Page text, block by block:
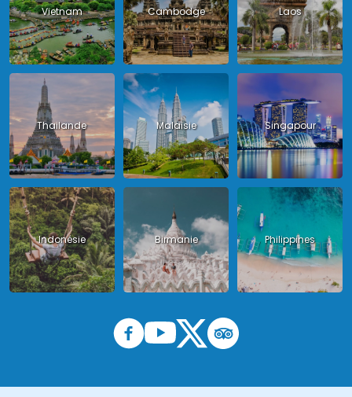
Vietnam Cambodge Laos
Thailande Malaisie Singapour
Indonésie Birmanie Philippines